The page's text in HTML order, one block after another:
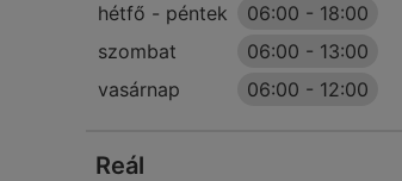
hétfő - péntek
06:00 - 18:00
szombat
06:00 - 13:00
vasárnap
06:00 - 12:00
Reál